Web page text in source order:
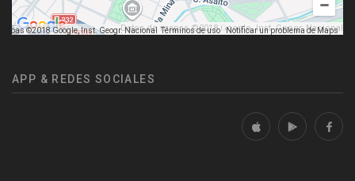
©2018 Google, Inst. Geogr. NacionalDatos de mapas ©2018 Google, Inst. Geogr. Nacional
Términos de uso Notificar un problema de Maps
APP & REDES SOCIALES